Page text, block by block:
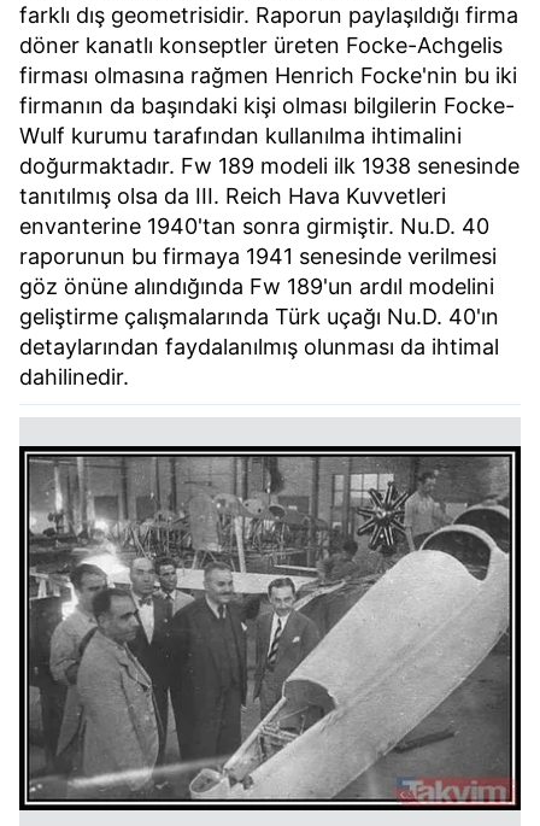
farklı dış geometrisidir. Raporun paylaşıldığı firma
döner kanatlı konseptler üreten Focke-Achgelis
firması olmasına rağmen Henrich Focke'nin bu iki
firmanın da başındaki kişi olması bilgilerin Focke-
Wulf kurumu tarafından kullanılma ihtimalini
doğurmaktadır. Fw 189 modeli ilk 1938 senesinde
tanıtılmış olsa da III. Reich Hava Kuvvetleri
envanterine 1940'tan sonra girmiştir. Nu.D. 40
raporunun bu firmaya 1941 senesinde verilmesi
göz önüne alındığında Fw 189'un ardıl modelini
geliştirme çalışmalarında Türk uçağı Nu.D. 40'ın
detaylarından faydalanılmış olunması da ihtimal
dahilinedir.